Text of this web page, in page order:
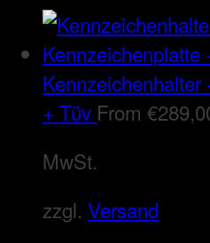
+ Tüv From €
MwSt.
zzgl. Versand